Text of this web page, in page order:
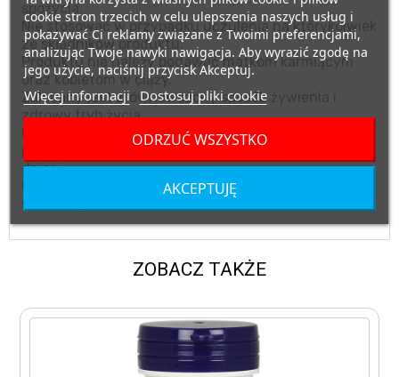
spożycia.
Nie stosować w przypadku uczulenia na którykolwiek
ze składników produktu.
Produktu nie należy podawać matkom karmiącym
oraz kobietom w ciąży.
Zalecany jest zrównoważony sposób żywienia i
zdrowy tryb życia.
Przechowywać w suchym miejscu, w temperaturze
dzieci.
Chronić przed bezpośrednim działaniem promieni
ZOBACZ TAKŻE
cookie stron trzecich w celu ulepszenia naszych usług i
pokazywać Ci reklamy związane z Twoimi preferencjami,
analizując Twoje nawyki nawigacja. Aby wyrazić zgodę na
jego użycie, naciśnij przycisk Akceptuj.
Więcej informacji Dostosuj pliki cookie
ODRZUĆ WSZYSTKO
AKCEPTUJĘ